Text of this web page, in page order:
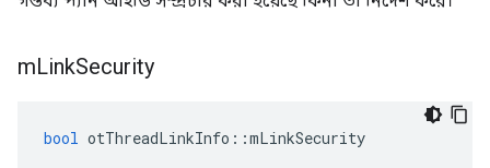
mLinkSecurity
bool otThreadLinkInfo ::mLinkSecurity